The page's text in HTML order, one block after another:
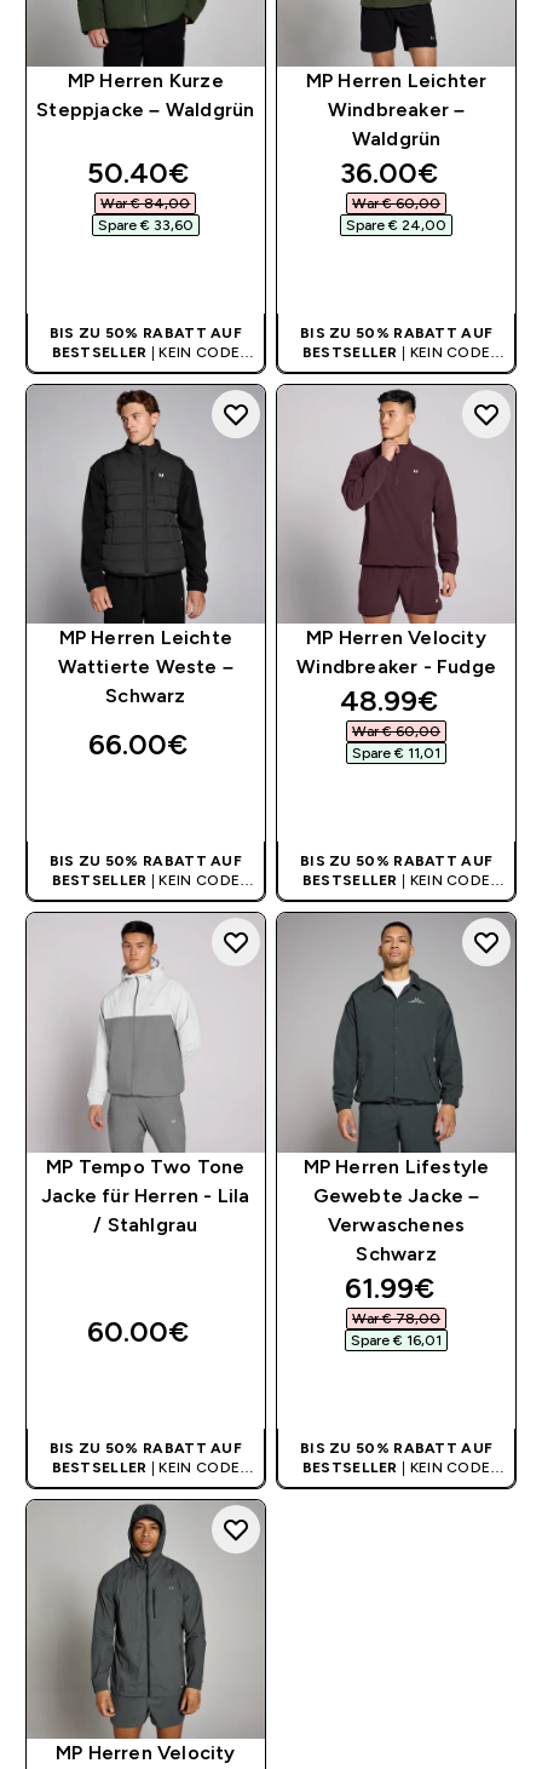
MP Herren Kurze
Steppjacke – Waldgrün
discounted price
50.40€‎
War € 84,00‎
Spare € 33,60‎
BIS ZU 50% RABATT AUF
BESTSELLER
| KEIN CODE
BENÖTIGT
MP Herren Leichter
Windbreaker –
Waldgrün
discounted
36.00€‎
War € 60,00‎
Spare € 24,00‎
BIS ZU 50% RABATT AUF
BESTSELLER
| KEIN CODE
BENÖTIGT
MP Herren Leichte
Wattierte Weste –
Schwarz
66.00€‎
BIS ZU 50% RABATT AUF
BESTSELLER
| KEIN CODE
BENÖTIGT
MP Herren Velocity
Windbreaker - Fudge
discounted
48.99€‎
War € 60,00‎
Spare € 11,01‎
BIS ZU 50% RABATT AUF
BESTSELLER
| KEIN CODE
BENÖTIGT
MP Tempo Two Tone
Jacke für Herren - Lila
/ Stahlgrau
60.00€‎
BIS ZU 50% RABATT AUF
BESTSELLER | KEIN CODE
BENÖTIGT
MP Herren Lifestyle
Gewebte Jacke –
Verwaschenes
Schwarz
discounted
61.99€‎
War € 78,00‎
Spare € 16,01‎
BIS ZU 50% RABATT AUF
BESTSELLER | KEIN CODE
BENÖTIGT
MP Herren Velocity